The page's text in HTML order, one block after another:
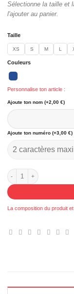
Sélectionne la taille et
l'ajouter au panier.
Taille
XS S M L
Couleurs
Personnalise ton article :
Ajoute ton nom (+2,00 €)
Ajoute ton numéro (+3,00 €)
quantité de 021 -
La composition du produit